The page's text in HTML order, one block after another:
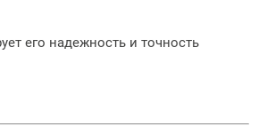
его надежность и точность